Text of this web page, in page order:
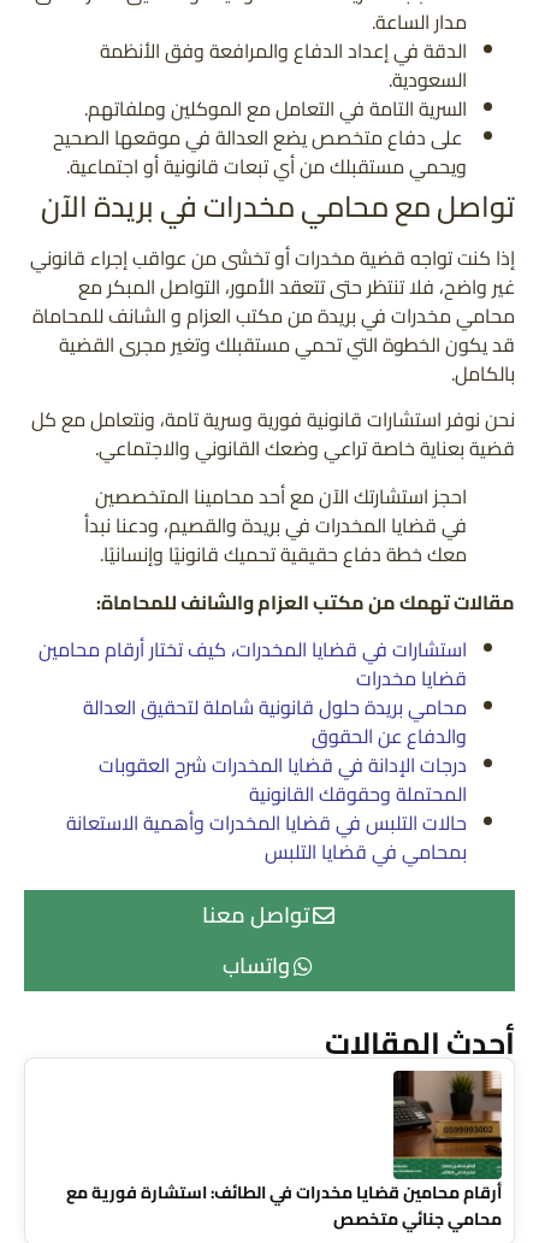
تواصل معنا
واتساب
أحدث المقالات
أرقام محامين قضايا مخدرات في الطائف: استشارة فورية مع
محامي جنائي متخصص
مدار الساعة.
الدقة في إعداد الدفاع والمرافعة وفق الأنظمة
السعودية.
السرية التامة في التعامل مع الموكلين وملفاتهم.
على دفاع متخصص يضع العدالة في موقعها الصحيح
ويحمي مستقبلك من أي تبعات قانونية أو اجتماعية.
تواصل مع محامي مخدرات في بريدة الآن
إذا كنت تواجه قضية مخدرات أو تخشى من عواقب إجراء قانوني
غير واضح، فلا تنتظر حتى تتعقد الأمور، التواصل المبكر مع
محامي مخدرات في بريدة من مكتب العزام و الشانف للمحاماة
قد يكون الخطوة التي تحمي مستقبلك وتغير مجرى القضية
بالكامل.
نحن نوفر استشارات قانونية فورية وسرية تامة، ونتعامل مع كل
قضية بعناية خاصة تراعي وضعك القانوني والاجتماعي.
احجز استشارتك الآن مع أحد محامينا المتخصصين
في قضايا المخدرات في بريدة والقصيم، ودعنا نبدأ
معك خطة دفاع حقيقية تحميك قانونيًا وإنسانيًا.
مقالات تهمك من مكتب العزام والشانف للمحاماة:
استشارات في قضايا المخدرات، كيف تختار أرقام محامين
قضايا مخدرات
محامي بريدة حلول قانونية شاملة لتحقيق العدالة
والدفاع عن الحقوق
درجات الإدانة في قضايا المخدرات شرح العقوبات
المحتملة وحقوقك القانونية
حالات التلبس في قضايا المخدرات وأهمية الاستعانة
بمحامي في قضايا التلبس